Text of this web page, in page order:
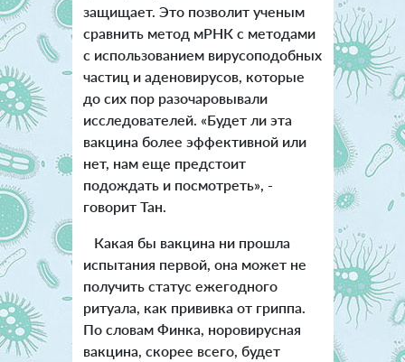
защищает. Это позволит ученым
сравнить метод мРНК с методами
с использованием вирусоподобных
частиц и аденовирусов, которые
до сих пор разочаровывали
исследователей. «Будет ли эта
вакцина более эффективной или
нет, нам еще предстоит
подождать и посмотреть», -
говорит Тан.
Какая бы вакцина ни прошла
испытания первой, она может не
получить статус ежегодного
ритуала, как прививка от гриппа.
По словам Финка, норовирусная
вакцина, скорее всего, будет